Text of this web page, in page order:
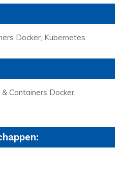
Docker, Kubernetes
Containers Docker,